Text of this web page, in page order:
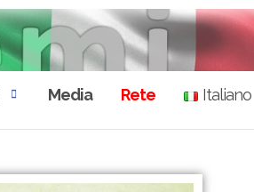
Media Rete Italiano